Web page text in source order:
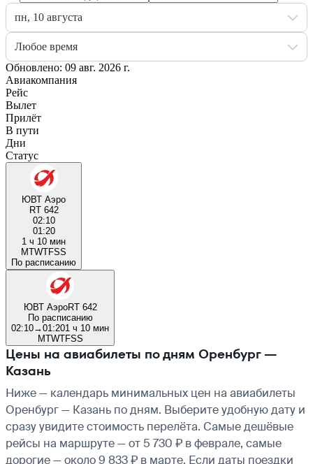
пн, 10 августа
Любое время
Обновлено: 09 авг. 2026 г.
Авиакомпания
Рейс
Вылет
Прилёт
В пути
Дни
Статус
ЮВТ Аэро
RT 642
02:10
01:20
1 ч 10 мин
MTWTFSS
По расписанию
ЮВТ АэроRT 642
По расписанию
02:10→01:201 ч 10 мин
MTWTFSS
Цены на авиабилеты по дням Оренбург —
Казань
Ниже — календарь минимальных цен на авиабилеты
Оренбург — Казань по дням. Выберите удобную дату и
сразу увидите стоимость перелёта. Самые дешёвые
рейсы на маршруте — от 5 730 ₽ в феврале, самые
дорогие — около 9 833 ₽ в марте. Если даты поездки